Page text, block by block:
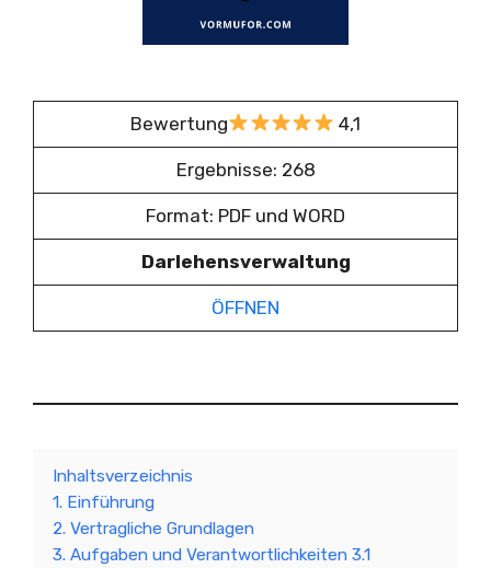
Bewertung 4,1
Ergebnisse: 268
Format: PDF und WORD
Darlehensverwaltung
ÖFFNEN
Inhaltsverzeichnis
1. Einführung
2. Vertragliche Grundlagen
3. Aufgaben und Verantwortlichkeiten 3.1